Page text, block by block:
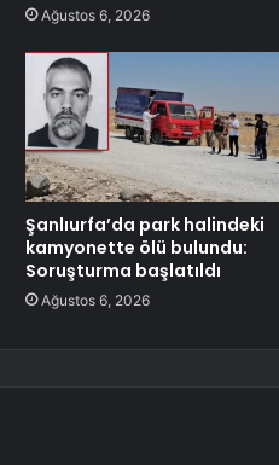
Ağustos 6, 2026
Şanlıurfa’da park halindeki
kamyonette ölü bulundu:
Soruşturma başlatıldı
Ağustos 6, 2026